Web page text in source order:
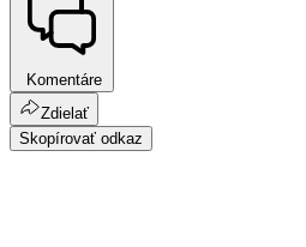
Komentáre
Zdielať
Skopírovať odkaz